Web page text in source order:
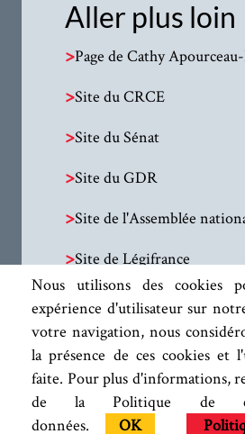
Nous utilisons des cookies
expérience d'utilisateur sur
votre navigation, nous
la présence de ces cookies et
faite. Pour plus d'informations,
de la Politique de
données.
OK
Aller plus loin
>Page de Cathy
>Site du CRCE
>Site du Sénat
>Site du GDR
>Site de l'Assemblée
>Site de Légifrance